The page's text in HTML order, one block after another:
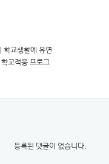
학교생활에 유연
교적응 프로그
등록된 댓글이 없습니다.